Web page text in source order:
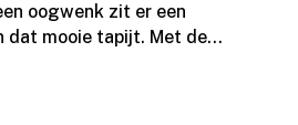
oogwenk zit er een
dat mooie tapijt.​ Met de...